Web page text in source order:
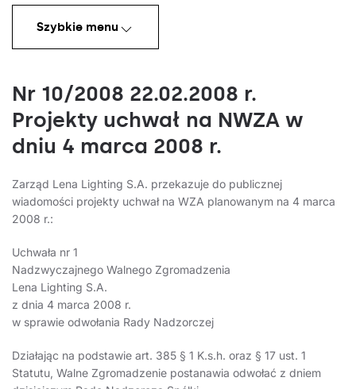
Szybkie menu
Nr 10/2008 22.02.2008 r.
Projekty uchwał na NWZA w
dniu 4 marca 2008 r.
Zarząd Lena Lighting S.A. przekazuje do publicznej
wiadomości projekty uchwał na WZA planowanym na 4 marca
2008 r.:
Uchwała nr 1
Nadzwyczajnego Walnego Zgromadzenia
Lena Lighting S.A.
z dnia 4 marca 2008 r.
w sprawie odwołania Rady Nadzorczej
Działając na podstawie art. 385 § 1 K.s.h. oraz § 17 ust. 1
Statutu, Walne Zgromadzenie postanawia odwołać z dniem